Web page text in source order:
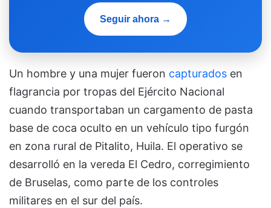
Seguir ahora →
Un hombre y una mujer fueron capturados en
flagrancia por tropas del Ejército Nacional
cuando transportaban un cargamento de pasta
base de coca oculto en un vehículo tipo furgón
en zona rural de Pitalito, Huila. El operativo se
desarrolló en la vereda El Cedro, corregimiento
de Bruselas, como parte de los controles
militares en el sur del país.